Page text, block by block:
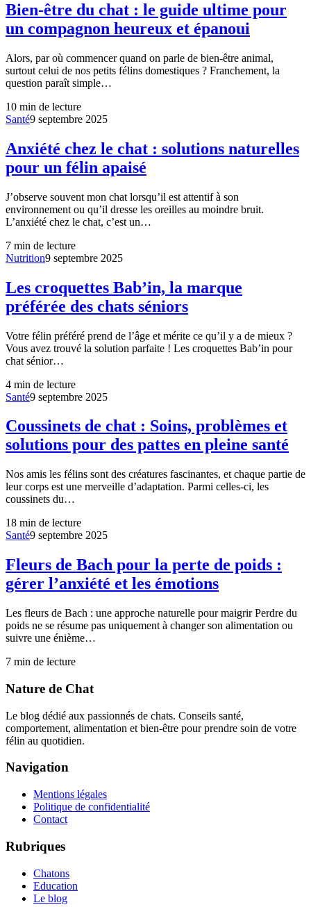
Bien-être du chat : le guide ultime pour
un compagnon heureux et épanoui
Alors, par où commencer quand on parle de bien-être animal,
surtout celui de nos petits félins domestiques ? Franchement, la
question paraît simple…
10 min de lecture
Santé9 septembre 2025
Anxiété chez le chat : solutions naturelles
pour un félin apaisé
J’observe souvent mon chat lorsqu’il est attentif à son
environnement ou qu’il dresse les oreilles au moindre bruit.
L’anxiété chez le chat, c’est un…
7 min de lecture
Nutrition9 septembre 2025
Les croquettes Bab’in, la marque
préférée des chats séniors
Votre félin préféré prend de l’âge et mérite ce qu’il y a de mieux ?
Vous avez trouvé la solution parfaite ! Les croquettes Bab’in pour
chat sénior…
4 min de lecture
Santé9 septembre 2025
Coussinets de chat : Soins, problèmes et
solutions pour des pattes en pleine santé
Nos amis les félins sont des créatures fascinantes, et chaque partie de
leur corps est une merveille d’adaptation. Parmi celles-ci, les
coussinets du…
18 min de lecture
Santé9 septembre 2025
Fleurs de Bach pour la perte de poids :
gérer l’anxiété et les émotions
Les fleurs de Bach : une approche naturelle pour maigrir Perdre du
poids ne se résume pas uniquement à changer son alimentation ou
suivre une énième…
7 min de lecture
Nature de Chat
Le blog dédié aux passionnés de chats. Conseils santé,
comportement, alimentation et bien-être pour prendre soin de votre
félin au quotidien.
Navigation
Mentions légales
Politique de confidentialité
Contact
Rubriques
Chatons
Education
Le blog